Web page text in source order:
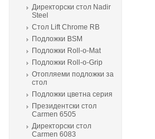
Директорски стол Nadir
Steel
Стол Lift Chrome RB
Подложки BSM
Подложки Roll-o-Mat
Подложки Roll-o-Grip
Отопляеми подложки за
стол
Подложки цветна серия
Президентски стол
Carmen 6505
Директорски стол
Carmen 6083